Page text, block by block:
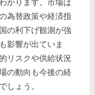
かります。市場は
為替政策や経済指
の利下げ観測が強
影響が出ていま
リスクや供給状況
の動向も今後の経
しょう。